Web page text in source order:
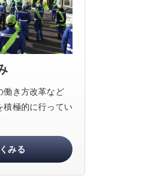
働き方改革など
積極的に行ってい
みる